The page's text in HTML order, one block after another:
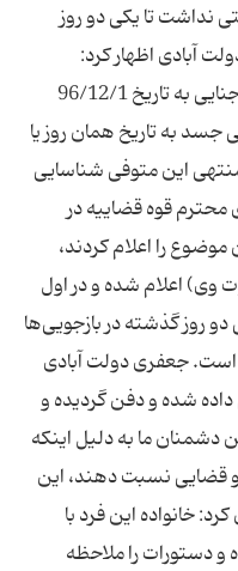
نداشت تا یکی دو روز
آبادی اظهار کرد:
دستورات قضایی سرپرست دادسرای جنایی به تاریخ 96/12/1
جسد به تاریخ همان روز یا
این متوفی شناسایی
قوه قضاییه در
این موضوع را اعلام کردند،
وی) اعلام شده و در اول
روز گذشته در بازجویی‌ها
جعفری دولت آبادی
شده و دفن گردیده و
دشمنان ما به دلیل اینکه
قضایی نسبت دهند، این
خانواده این فرد با
دستورات را ملاحظه